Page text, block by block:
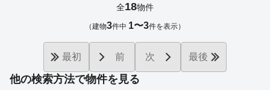
他の検索方法で物件を見る
全18物件
（建物3件中 1〜3件を表示）
最初 前 次 最後